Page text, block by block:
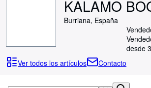
Consultar mis pedidos
Colecciones
KALAMO
Burriana, España
desde
Ver todos los artículos
Contacto